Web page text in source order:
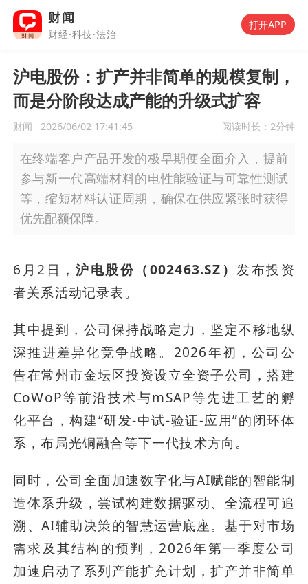
财闻
财经·科技·法治
打开APP
沪电股份：扩产并非简单的规模复制，
而是分阶段达成产能的升级式扩容
财闻 2026/06/02 17:41:45 阅读时长： 2分钟
在终端客户产品开发的极早期便全面介入，提前
参与新一代高端材料的电性能验证与可靠性测试
等，缩短材料认证周期，确保在供应紧张时获得
优先配额保障。
6月2日，沪电股份（002463.SZ）发布投资
者关系活动记录表。
其中提到，公司保持战略定力，坚定不移地纵
深推进差异化竞争战略。2026年初，公司公
告在常州市金坛区投资设立全资子公司，搭建
CoWoP等前沿技术与mSAP等先进工艺的孵
化平台，构建“研发-中试-验证-应用”的闭环体
系，布局光铜融合等下一代技术方向。
同时，公司全面加速数字化与AI赋能的智能制
造体系升级，尝试构建数据驱动、全流程可追
溯、AI辅助决策的智慧运营底座。基于对市场
需求及其结构的预判，2026年第一季度公司
加速启动了系列产能扩充计划，扩产并非简单